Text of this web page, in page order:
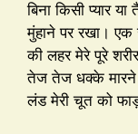
बिना किसी प्यार
मुंहाने पर रखा।
की लहर मेरे पूरे
तेज तेज धक्के मारने
लंड मेरी चूत को